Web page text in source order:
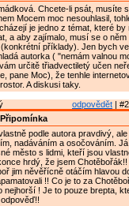
Chcete-li psát, musíte
Mocem moc nesouhlasil,
je jedno z témat, které by
a aby zajímalo, musí se o něm
příklady). Jen bych
autorka ( "nemám valnou
určitě třiadvectiletý učen
pane Moc), že tenhle
A diskusi taky.
odpovědět |
podle autora pravdivý,
nadáváním a osočováním.
město s lidmi, kteří jsou
hrdý, že jsem
jim něvěřícně otáčím hlavou
!! Co je to za
nejhorší ! Je to pouze brepta,